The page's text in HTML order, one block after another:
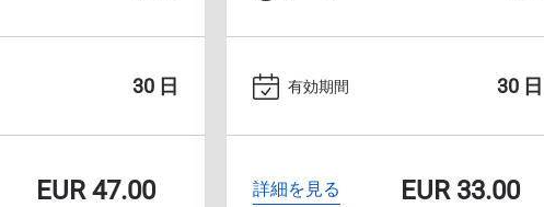
30 日
EUR47.00
有効期間 30 日
詳細を見る EUR33.00